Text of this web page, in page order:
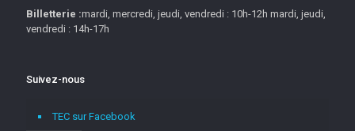
Billetterie :mardi, mercredi, jeudi, vendredi : 10h-12h mardi, jeudi,
vendredi : 14h-17h
Suivez-nous
TEC sur Facebook